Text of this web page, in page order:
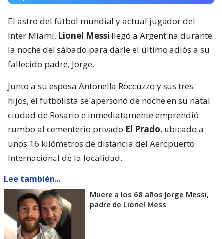
El astro del fútbol mundial y actual jugador del
Inter Miami, Lionel Messi llegó a Argentina durante
la noche del sábado para darle el último adiós a su
fallecido padre, Jorge.
Junto a su esposa Antonella Roccuzzo y sus tres
hijos, el futbolista se apersonó de noche en su natal
ciudad de Rosario e inmediatamente emprendió
rumbo al cementerio privado El Prado, ubicado a
unos 16 kilómetros de distancia del Aeropuerto
Internacional de la localidad.
Lee también...
Muere a los 68 años Jorge Messi,
padre de Lionel Messi